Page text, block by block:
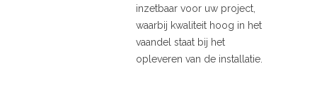
inzetbaar voor uw project,
waarbij kwaliteit hoog in het
vaandel staat bij het
opleveren van de installatie.